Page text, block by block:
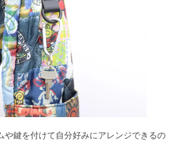
や鍵を付けて自分好みにアレンジできるの